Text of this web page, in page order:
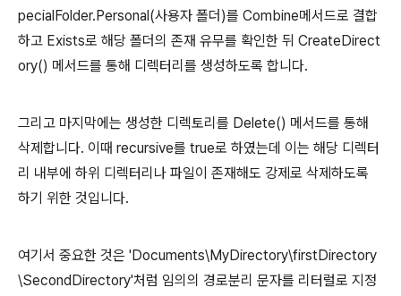
pecialFolder.Personal(사용자 폴더)를 Combine메서드로 결합
하고 Exists로 해당 폴더의 존재 유무를 확인한 뒤 CreateDirect
ory() 메서드를 통해 디렉터리를 생성하도록 합니다.
그리고 마지막에는 생성한 디렉토리를 Delete() 메서드를 통해
삭제합니다. 이때 recursive를 true로 하였는데 이는 해당 디렉터
리 내부에 하위 디렉터리나 파일이 존재해도 강제로 삭제하도록
하기 위한 것입니다.
여기서 중요한 것은 'Documents\MyDirectory\firstDirectory
\SecondDirectory'처럼 임의의 경로분리 문자를 리터럴로 지정